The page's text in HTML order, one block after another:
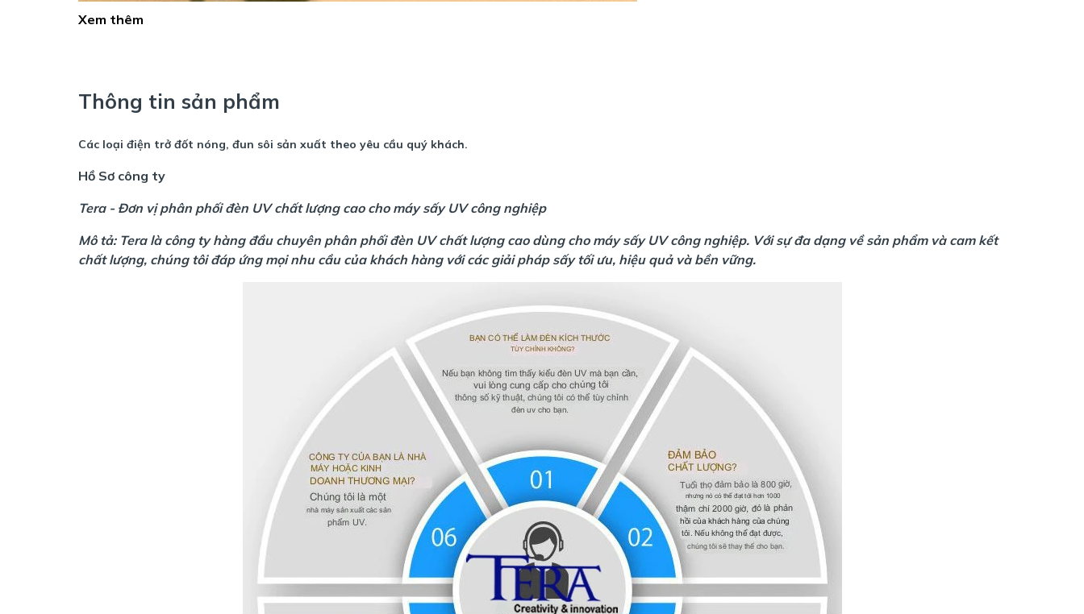
Xem thêm
Thông tin sản phẩm
Các loại điện trở đốt nóng, đun sôi sản xuất theo yêu cầu quý khách.
Hồ Sơ công ty
Tera - Đơn vị phân phối đèn UV chất lượng cao cho máy sấy UV công nghiệp
Mô tả: Tera là công ty hàng đầu chuyên phân phối đèn UV chất lượng cao dùng cho máy sấy UV công nghiệp. Với sự đa dạng về sản phẩm và cam kết
chất lượng, chúng tôi đáp ứng mọi nhu cầu của khách hàng với các giải pháp sấy tối ưu, hiệu quả và bền vững.